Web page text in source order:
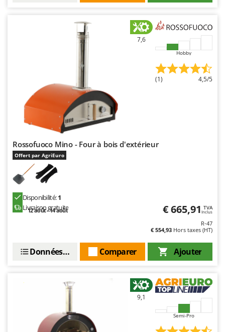
7,6
Hobby
(1) 4,5/5
Rossofuoco Mino - Four à bois d'extérieur
Offert par AgriEuro
Disponibilité:1
Livraison gratuite
12 août - 14 août € 665,91 TVA
Inclus
R-47
€ 554,93 Hors taxes (HT)
Ajouter
Comparer
Données techniques
9,1
Semi-Pro